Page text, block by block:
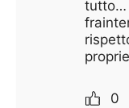
tutto…
0